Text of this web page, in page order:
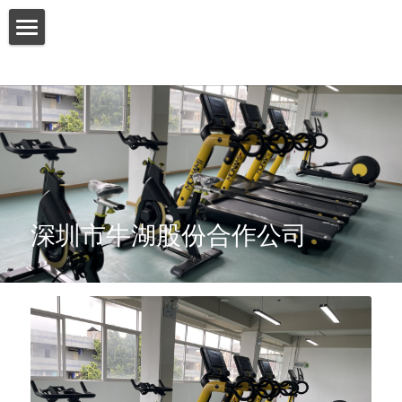
ABOUT US
PRODUCT
SERVICES
SHOW CASE
CONTACT US
Search
English
English
深圳市牛湖股份合作公司